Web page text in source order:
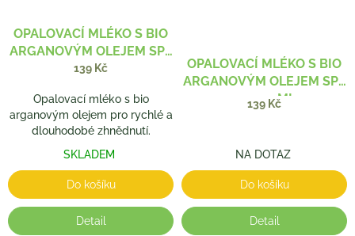
OPALOVACÍ MLÉKO S BIO
ARGANOVÝM OLEJEM SPF
10
139 Kč
Opalovací mléko s bio
arganovým olejem pro rychlé a
dlouhodobé zhnědnutí.
SKLADEM
Do košíku
Detail
OPALOVACÍ MLÉKO S BIO
ARGANOVÝM OLEJEM SPF
20 200 ML
139 Kč
NA DOTAZ
Do košíku
Detail